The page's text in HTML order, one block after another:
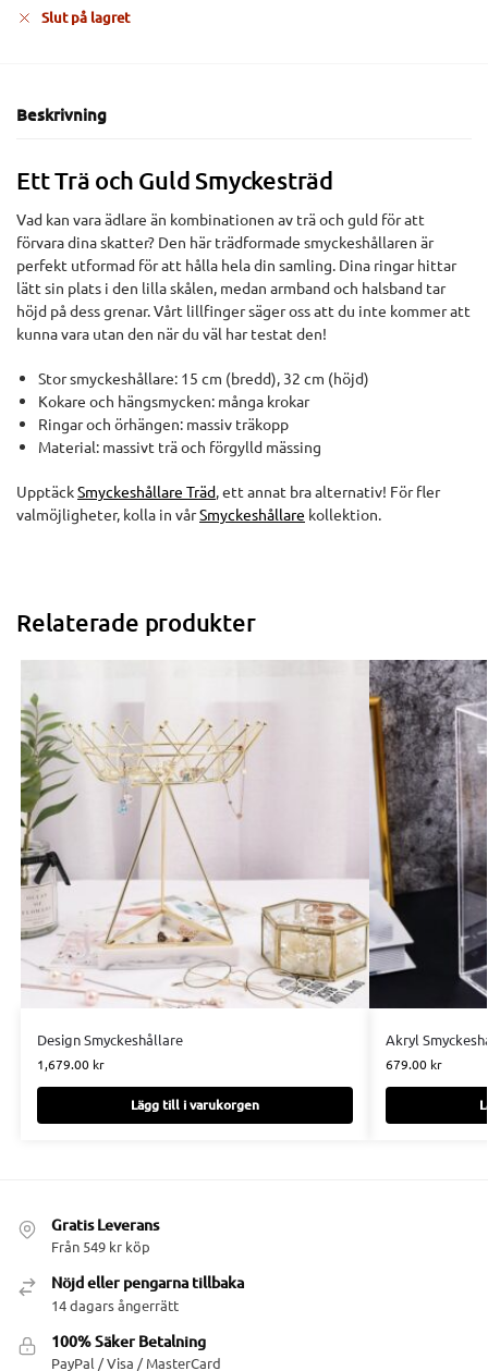
Slut på lagret
Beskrivning
Ett Trä och Guld Smyckesträd
Vad kan vara ädlare än kombinationen av trä och guld för att
förvara dina skatter? Den här trädformade smyckeshållaren är
perfekt utformad för att hålla hela din samling. Dina ringar hittar
lätt sin plats i den lilla skålen, medan armband och halsband tar
höjd på dess grenar. Vårt lillfinger säger oss att du inte kommer att
kunna vara utan den när du väl har testat den!
Stor smyckeshållare: 15 cm (bredd), 32 cm (höjd)
Kokare och hängsmycken: många krokar
Ringar och örhängen: massiv träkopp
Material: massivt trä och förgylld mässing
UpptäckSmyckeshållare Träd, ett annat bra alternativ! För fler
valmöjligheter, kolla in vårSmyckeshållare kollektion.
Relaterade produkter
Design Smyckeshållare
1,679.00 kr
Lägg till i varukorgen
Akryl
679.00 kr
Gratis Leverans
Från 549 kr köp
Nöjd eller pengarna tillbaka
14 dagars ångerrätt
100% Säker Betalning
PayPal / Visa / MasterCard